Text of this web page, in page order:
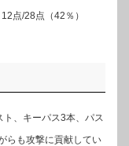
点/28点（42％）
、キーパス3本、パス
らも攻撃に貢献してい